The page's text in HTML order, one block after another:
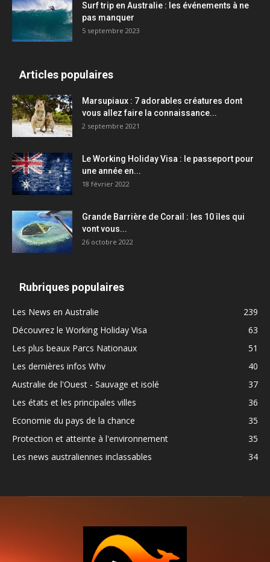
Surf trip en Australie : les événements à ne
pas manquer
5 septembre 2023
Articles populaires
Marsupiaux : 7 adorables créatures dont
vous allez faire la connaissance...
2 septembre 2021
Le Working Holiday Visa : le passeport pour
une année en...
18 février 2022
Grande Barrière de Corail : les 10 îles qui
vont vous...
26 octobre 2022
Rubriques populaires
Les News en Australie
239
Découvrez le Working Holiday Visa
63
Les plus beaux Parcs Nationaux
51
Les dernières infos Whv
40
Australie de l'Ouest - Sauvage et isolé
37
Les états et les principales villes
36
Economie du pays de la chance
35
Protection et atteinte à l'environnement
35
Les news australiennes inclassables
34